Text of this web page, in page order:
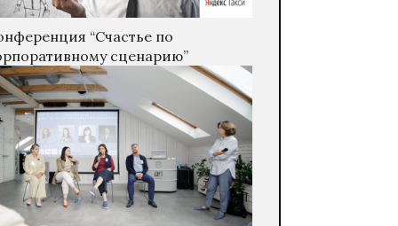
“Счастье по
сценарию”